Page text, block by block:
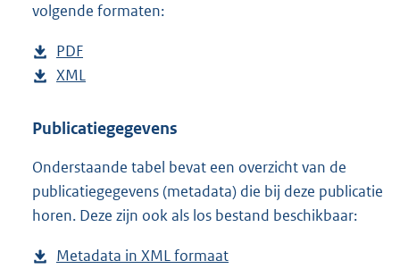
volgende formaten:
D
o
n
o
a
d
PDF
e
t
n
d
s
D
w
l
o
a
XML
s
a
n
d
Publicatiegegevens
Onderstaande tabel bevat een overzicht van de
publicatiegegevens (metadata) die bij deze publicatie
horen. Deze zijn ook als los bestand beschikbaar:
Metadata in XML formaat